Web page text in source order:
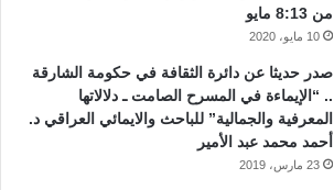
من 8:13 مايو
10 مايو، 2020
صدر حديثا عن دائرة الثقافة في حكومة الشارقة
.. “الإيماءة في المسرح الصامت ـ دلالاتها
المعرفية والجمالية” للباحث والايمائي العراقي د.
أحمد محمد عبد الأمير
23 مارس، 2019